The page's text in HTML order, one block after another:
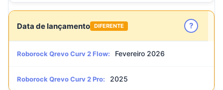
Data de lançamento DIFERENTE ?
Roborock Qrevo Curv 2 Flow: Fevereiro 2026
Roborock Qrevo Curv 2 Pro: 2025